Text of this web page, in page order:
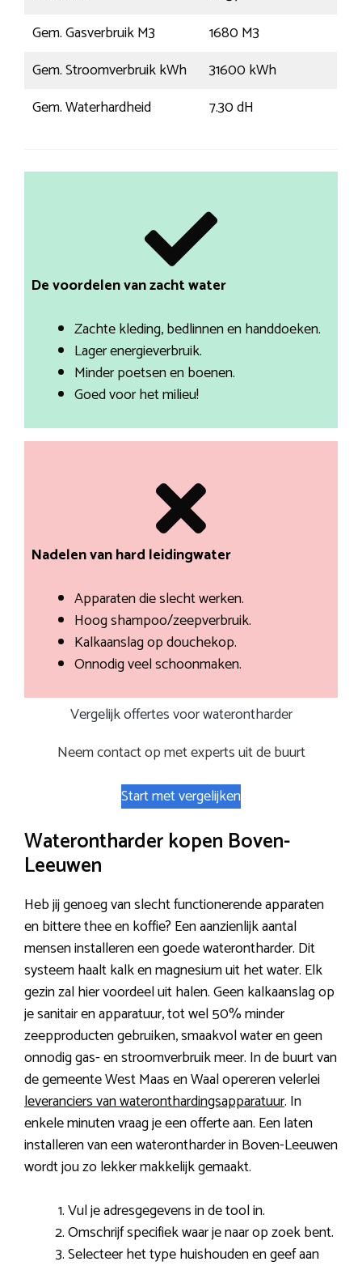
Gem. Gasverbruik M3
1680 M3
Gem. Stroomverbruik kWh
31600 kWh
Gem. Waterhardheid
7.30 dH
De voordelen van zacht water
Zachte kleding, bedlinnen en handdoeken.
Lager energieverbruik.
Minder poetsen en boenen.
Goed voor het milieu!
Nadelen van hard leidingwater
Apparaten die slecht werken.
Hoog shampoo/zeepverbruik.
Kalkaanslag op douchekop.
Onnodig veel schoonmaken.
Vergelijk offertes voor waterontharder
Neem contact op met experts uit de buurt
Start met vergelijken
Waterontharder kopen Boven-
Leeuwen
Heb jij genoeg van slecht functionerende apparaten
en bittere thee en koffie? Een aanzienlijk aantal
mensen installeren een goede waterontharder. Dit
systeem haalt kalk en magnesium uit het water. Elk
gezin zal hier voordeel uit halen. Geen kalkaanslag op
je sanitair en apparatuur, tot wel 50% minder
zeepproducten gebruiken, smaakvol water en geen
onnodig gas- en stroomverbruik meer. In de buurt van
de gemeente West Maas en Waal opereren velerlei
leveranciers van wateronthardingsapparatuur. In
enkele minuten vraag je een offerte aan. Een laten
installeren van een waterontharder in Boven-Leeuwen
wordt jou zo lekker makkelijk gemaakt.
Vul je adresgegevens in de tool in.
Omschrijf specifiek waar je naar op zoek bent.
Selecteer het type huishouden en geef aan